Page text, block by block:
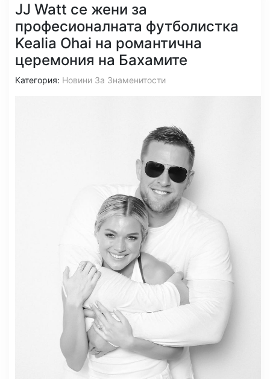
JJ Watt се жени за
професионалната футболистка
Kealia Ohai на романтична
церемония на Бахамите
Категория: Новини За Знаменитости